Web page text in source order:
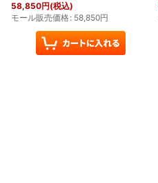
58,850円(税込)
モール販売価格: 58,850円